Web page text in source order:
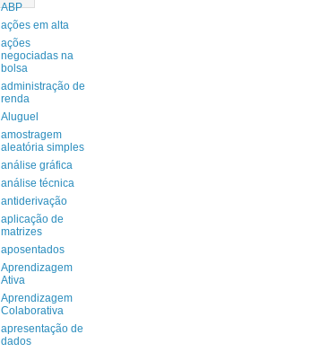
ABP
ações em alta
ações
negociadas na
bolsa
administração de
renda
Aluguel
amostragem
aleatória simples
análise gráfica
análise técnica
antiderivação
aplicação de
matrizes
aposentados
Aprendizagem
Ativa
Aprendizagem
Colaborativa
apresentação de
dados